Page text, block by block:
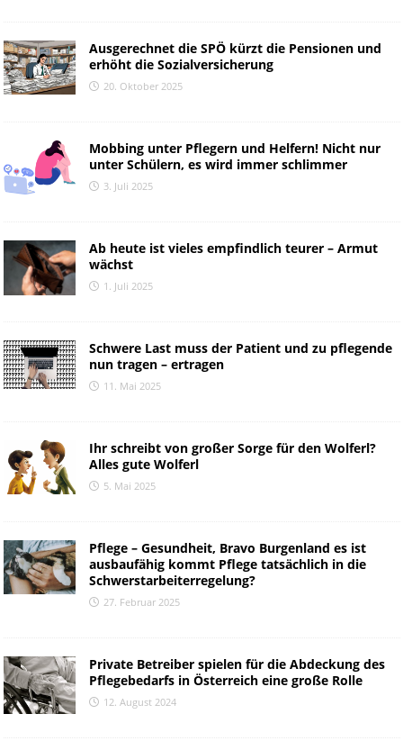
Ausgerechnet die SPÖ kürzt die Pensionen und
erhöht die Sozialversicherung
20. Oktober 2025
Mobbing unter Pflegern und Helfern! Nicht nur
unter Schülern, es wird immer schlimmer
3. Juli 2025
Ab heute ist vieles empfindlich teurer – Armut
wächst
1. Juli 2025
Schwere Last muss der Patient und zu pflegende
nun tragen – ertragen
11. Mai 2025
Ihr schreibt von großer Sorge für den Wolferl?
Alles gute Wolferl
5. Mai 2025
Pflege – Gesundheit, Bravo Burgenland es ist
ausbaufähig kommt Pflege tatsächlich in die
Schwerstarbeiterregelung?
27. Februar 2025
Private Betreiber spielen für die Abdeckung des
Pflegebedarfs in Österreich eine große Rolle
12. August 2024